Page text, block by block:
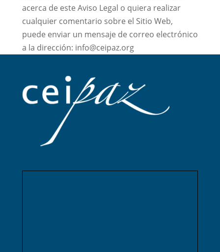
acerca de este Aviso Legal o quiera realizar
cualquier comentario sobre el Sitio Web,
puede enviar un mensaje de correo electrónico
a la dirección: info@ceipaz.org